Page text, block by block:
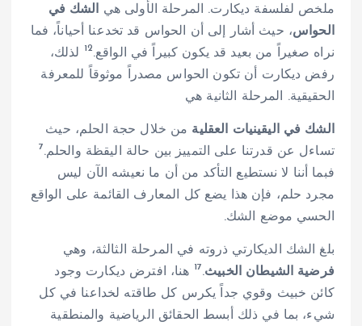
ملخص لفلسفة ديكارت. المرحلة الأولى هي
الشك في
الحواس، حيث أشار إلى أن الحواس قد تخدعنا أحياناً، فما
نراه صغيراً من بعيد قد يكون كبيراً في الواقع.12
لذلك،
رفض ديكارت أن تكون الحواس مصدراً موثوقاً للمعرفة
الحقيقية. المرحلة الثانية هي
الشك في اليقينيات العقلية من خلال حجة الحلم، حيث
تساءل عن قدرتنا على التمييز بين حالة اليقظة والحلم.7
فبما أننا لا نستطيع التأكد من أن ما نعيشه الآن ليس
مجرد حلم، فإن هذا يضع كل المعارف القائمة على الواقع
الحسي موضع الشك.
بلغ الشك الديكارتي ذروته في المرحلة الثالثة، وهي
فرضية الشيطان الخبيث.
17 هنا، افترض ديكارت وجود
كائن خبيث وقوي جداً يكرس كل طاقته لخداعنا في كل
شيء، بما في ذلك أبسط الحقائق الرياضية والمنطقية